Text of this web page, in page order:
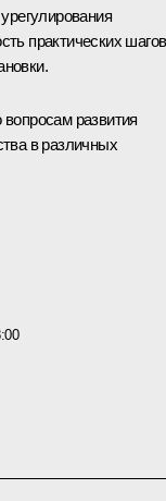
практических
развития
в различных